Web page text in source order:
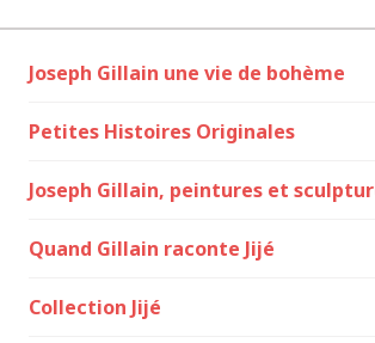
Joseph Gillain une vie de bohème
Petites Histoires Originales
Joseph Gillain, peintures et
Quand Gillain raconte Jijé
Collection Jijé